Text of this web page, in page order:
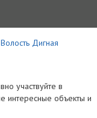
Волость Дигная
участвуйте в
интересные объекты и